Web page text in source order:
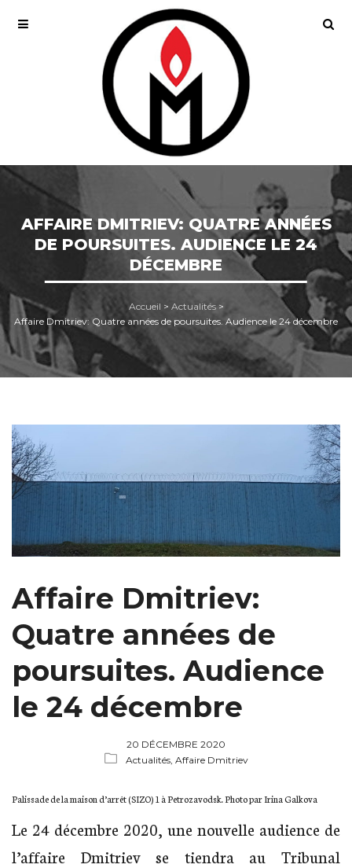
AFFAIRE DMITRIEV: QUATRE ANNÉES
DE POURSUITES. AUDIENCE LE 24
DÉCEMBRE
Accueil > Actualités>
Affaire Dmitriev: Quatre années de poursuites. Audience le 24 décembre
Affaire Dmitriev:
Quatre années de
poursuites. Audience
le 24 décembre
20 DÉCEMBRE 2020
Actualités, Affaire Dmitriev
Palissade de la maison d’arrêt (SIZO) 1 à Petrozavodsk. Photo par Irina Galkova
Le 24 décembre 2020, une nouvelle audience de
l’affaire Dmitriev se tiendra au Tribunal